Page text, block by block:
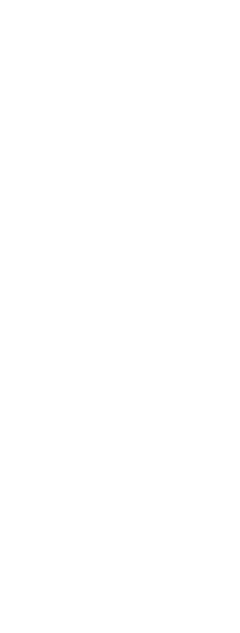
å​ se den komplette
for å se våre jobbmuligheter.​
om vår innovasjonshub og